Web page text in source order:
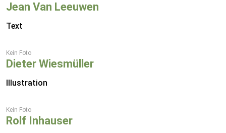
Jean Van Leeuwen
Text
Kein Foto
Dieter Wiesmüller
Illustration
Kein Foto
Rolf Inhauser